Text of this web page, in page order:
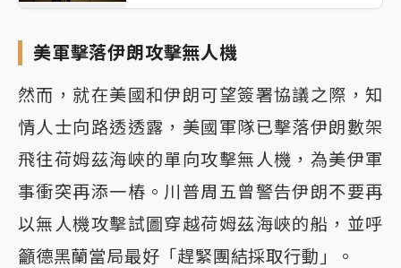
美軍擊落伊朗攻擊無人機
然而，就在美國和伊朗可望簽署協議之際，知
情人士向路透透露，美國軍隊已擊落伊朗數架
飛往荷姆茲海峽的單向攻擊無人機，為美伊軍
事衝突再添一樁。川普周五曾警告伊朗不要再
以無人機攻擊試圖穿越荷姆茲海峽的船，並呼
籲德黑蘭當局最好「趕緊團結採取行動」。